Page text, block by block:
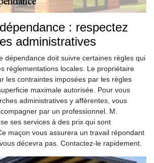
: respectez
administratives
dépendance doit suivre certaines règles qui
réglementations locales. Le propriétaire
les contraintes imposées par les règles
maximale autorisée. Pour vous
administratives y afférentes, vous
par un professionnel. M.
ses services à des prix qui sont
maçon vous assurera un travail répondant
décevra pas. Contactez-le rapidement.